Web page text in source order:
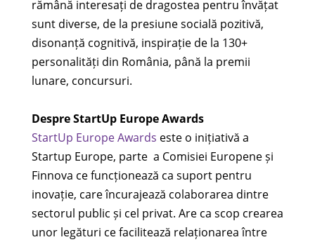
rămână interesați de dragostea pentru învățat
sunt diverse, de la presiune socială pozitivă,
disonanță cognitivă, inspirație de la 130+
personalități din România, până la premii
lunare, concursuri.
Despre StartUp Europe Awards
StartUp Europe Awards este o inițiativă a
Startup Europe, parte a Comisiei Europene și
Finnova ce funcționează ca suport pentru
inovație, care încurajează colaborarea dintre
sectorul public și cel privat. Are ca scop crearea
unor legături ce facilitează relaționarea între